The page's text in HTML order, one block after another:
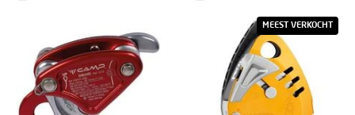
MEEST VERKOCHT